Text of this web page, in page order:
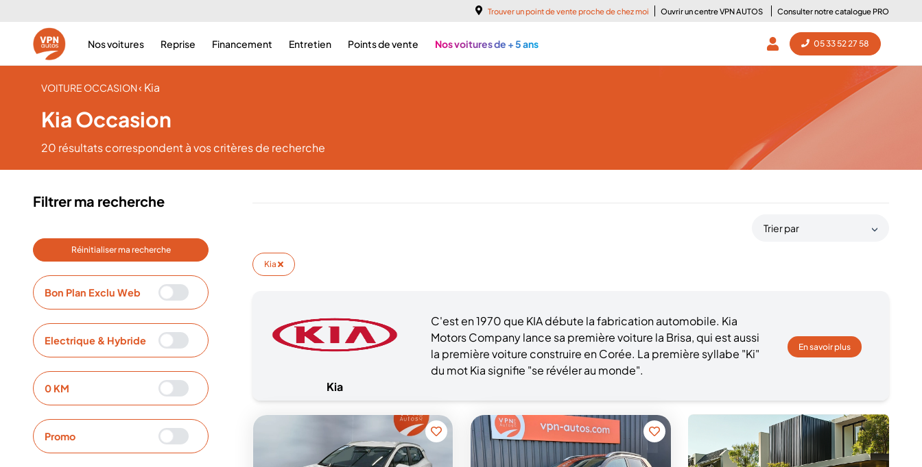
Trouver un point de vente proche de chez moi Ouvrir un centre VPN AUTOS Consulter notre catalogue PRO
05 33 52 27 58
Nos voitures Reprise Financement Entretien Points de vente Nos voitures de + 5 ans
VOITURE OCCASION‹ Kia
Kia Occasion
20 résultatscorrespondent à vos critères de recherche
Filtrer ma recherche
Réinitialiser ma recherche
Bon Plan Exclu Web
Electrique & Hybride
0 KM
Promo
Trier par
Kia
Kia
C'est en 1970 que KIA débute la fabrication automobile. Kia
Motors Company lance sa première voiture la Brisa, qui est aussi
la première voiture construire en Corée. La première syllabe "Ki"
du mot Kia signifie "se révéler au monde".
En savoir plus